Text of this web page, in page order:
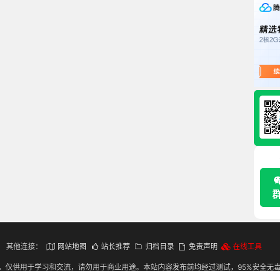
其他连接： 网站地图 站长推荐 归档目录 免责声明 在线工具
仅供用于学习和交流，请勿用于商业用途。本站内容发布前均经过测试，95%安全无